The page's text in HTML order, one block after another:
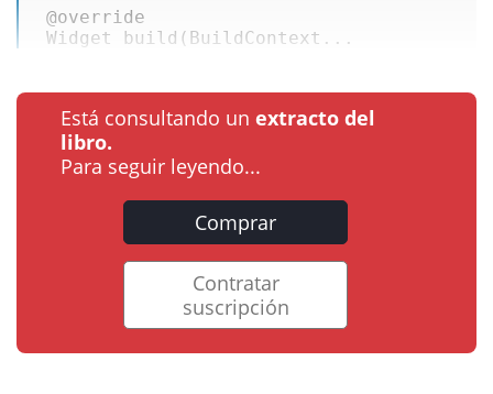
@override
Widget
build ( BuildContext ...
Está consultando un extracto del
libro.
Para seguir leyendo...
Comprar
Contratar
suscripción